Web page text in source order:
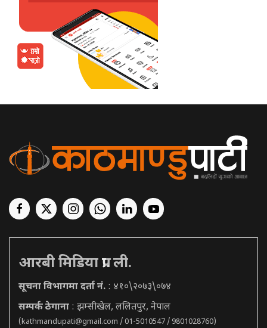
आरबी मिडिया प्रा. ली.
सूचना विभागमा दर्ता नं. : ४१०\२०७३\०७४
सम्पर्क ठेगाना : झम्सीखेल, ललितपुर, नेपाल
(kathmandupati@gmail.com / 01-5010547 / 9801028760)